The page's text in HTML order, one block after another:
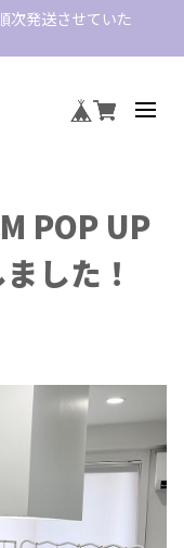
次発送させていた
POP UP
した！